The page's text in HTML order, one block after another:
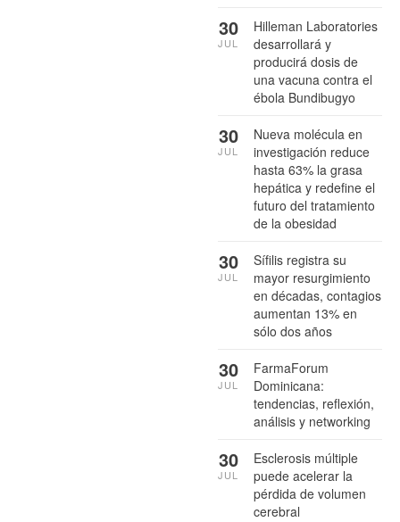
Hilleman Laboratories
desarrollará y
producirá dosis de
una vacuna contra el
ébola Bundibugyo
30
JUL
Nueva molécula en
investigación reduce
hasta 63% la grasa
hepática y redefine el
futuro del tratamiento
de la obesidad
30
JUL
Sífilis registra su
mayor resurgimiento
en décadas, contagios
aumentan 13% en
sólo dos años
30
JUL
FarmaForum
Dominicana:
tendencias, reflexión,
análisis y networking
30
JUL
Esclerosis múltiple
puede acelerar la
pérdida de volumen
cerebral
30
JUL